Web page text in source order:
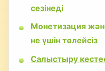
сезінеді
Монетизация
не үшін төлейсіз
Салыстыру